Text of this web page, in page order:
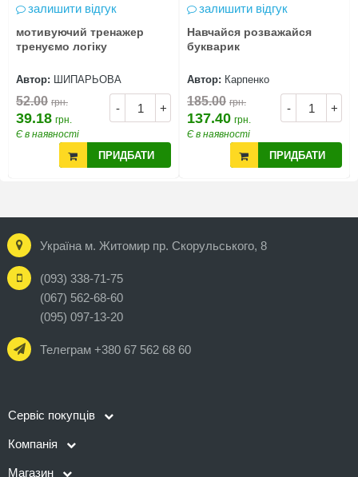
залишити відгук
мотивуючий тренажер
тренуємо логіку
Автор: ШИПАРЬОВА
- +
52.00 грн.
39.18 грн.
Є в наявності
ПРИДБАТИ
залишити відгук
Навчайся розважайся
букварик
Автор: Карпенко
- +
185.00 грн.
137.40 грн.
Є в наявності
ПРИДБАТИ
Україна м. Житомир пр. Скорульського, 8
(093) 338-71-75
(067) 562-68-60
(095) 097-13-20
Телеграм +380 67 562 68 60
Сервіс покупців
Компанія
Магазин